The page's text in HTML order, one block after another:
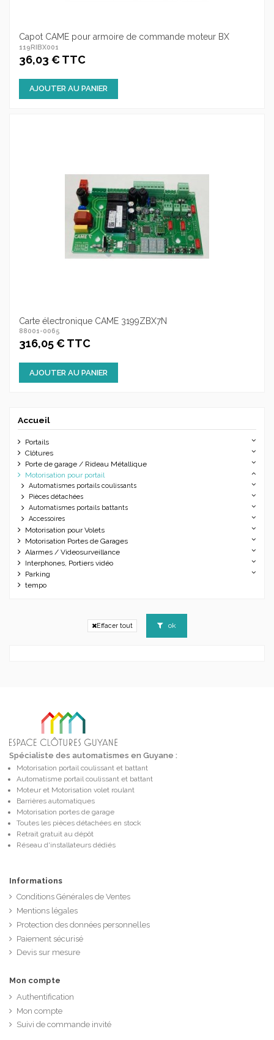
Capot CAME pour armoire de commande moteur BX
119RIBX001
36,03 € TTC
AJOUTER AU PANIER
Carte électronique CAME 3199ZBX7N
88001-0065
316,05 € TTC
AJOUTER AU PANIER
Accueil
Portails
Clôtures
Porte de garage / Rideau Métallique
Motorisation pour portail
Automatismes portails coulissants
Pièces détachées
Automatismes portails battants
Accessoires
Motorisation pour Volets
Motorisation Portes de Garages
Alarmes / Videosurveillance
Interphones, Portiers vidéo
Parking
tempo
Effacer tout ok
Spécialiste des automatismes en Guyane :
Motorisation portail coulissant et battant
Automatisme portail coulissant et battant
Moteur et Motorisation volet roulant
Barrières automatiques
Motorisation portes de garage
Toutes les pièces détachées en stock
Retrait gratuit au dépôt
Réseau d'installateurs dédiés
Informations
Conditions Générales de Ventes
Mentions légales
Protection des données personnelles
Paiement sécurisé
Devis sur mesure
Mon compte
Authentification
Mon compte
Suivi de commande invité